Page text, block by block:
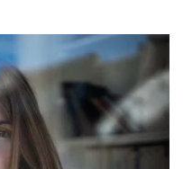
phénomènes de perte -